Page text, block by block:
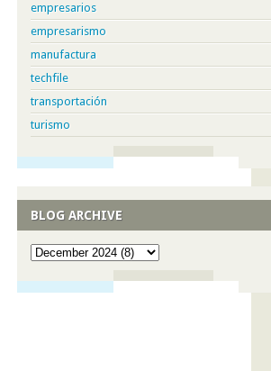
empresarios
empresarismo
manufactura
techfile
transportación
turismo
BLOG ARCHIVE